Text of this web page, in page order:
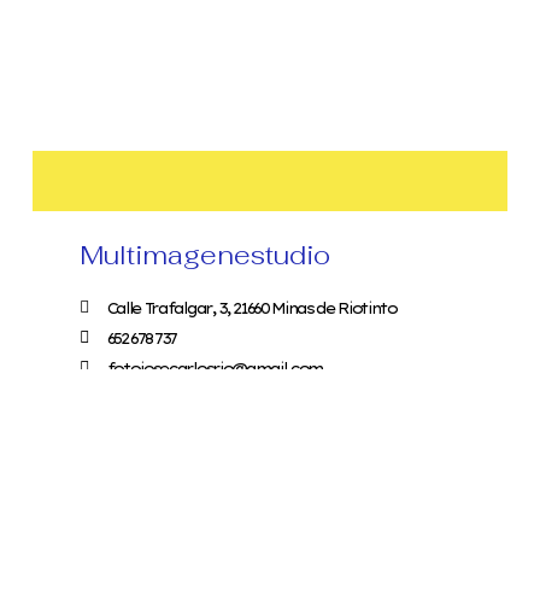
Multimagenestudio
Calle Trafalgar, 3, 21660 Minas de Riotinto
652 678 737
fotojosecarlosrio@gmail.com